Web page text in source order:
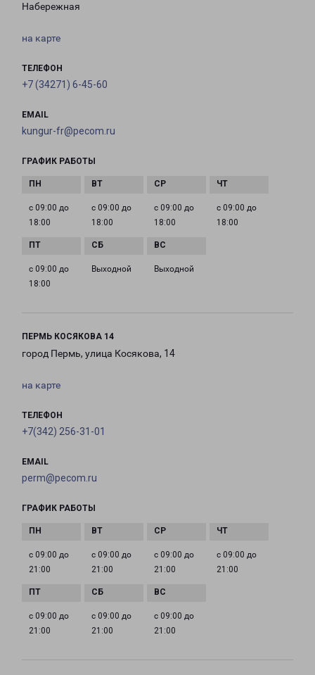
Набережная
на карте
ТЕЛЕФОН
+7 (34271) 6-45-60
EMAIL
kungur-fr@pecom.ru
ГРАФИК РАБОТЫ
с 09:00 до
18:00
с 09:00 до
18:00
с 09:00 до
18:00
с 09:00 до
18:00
с 09:00 до
18:00
Выходной Выходной
ПЕРМЬ КОСЯКОВА 14
город Пермь, улица Косякова, 14
на карте
ТЕЛЕФОН
+7(342) 256-31-01
EMAIL
perm@pecom.ru
ГРАФИК РАБОТЫ
с 09:00 до
21:00
с 09:00 до
21:00
с 09:00 до
21:00
с 09:00 до
21:00
с 09:00 до
21:00
с 09:00 до
21:00
с 09:00 до
21:00